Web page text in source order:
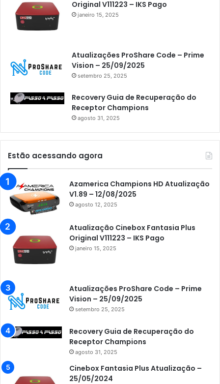
Original V111223 – IKS Pago
janeiro 15, 2025
Atualizações ProShare Code – Prime
Vision – 25/09/2025
setembro 25, 2025
Recovery Guia de Recuperação do
Receptor Champions
agosto 31, 2025
Estão acessando agora
Azamerica Champions HD Atualização
V1.89 – 12/08/2025
agosto 12, 2025
Atualização Cinebox Fantasia Plus
Original V111223 – IKS Pago
janeiro 15, 2025
Atualizações ProShare Code – Prime
Vision – 25/09/2025
setembro 25, 2025
Recovery Guia de Recuperação do
Receptor Champions
agosto 31, 2025
Cinebox Fantasia Plus Atualização –
25/05/2024